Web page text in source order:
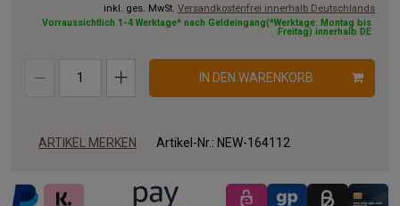
inkl. ges. MwSt. Versandkostenfrei innerhalb Deutschlands
Vorraussichtlich 1-4 Werktage* nach Geldeingang(*Werktage: Montag bis
Freitag) innerhalb DE
IN DEN WARENKORB
ARTIKEL MERKEN Artikel-Nr.: NEW-164112